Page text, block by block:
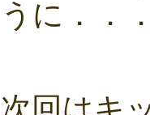
うに．．